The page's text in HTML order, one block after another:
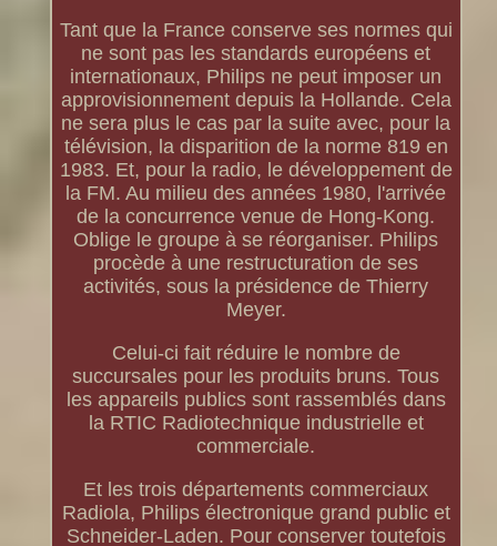
Tant que la France conserve ses normes qui
ne sont pas les standards européens et
internationaux, Philips ne peut imposer un
approvisionnement depuis la Hollande. Cela
ne sera plus le cas par la suite avec, pour la
télévision, la disparition de la norme 819 en
1983. Et, pour la radio, le développement de
la FM. Au milieu des années 1980, l'arrivée
de la concurrence venue de Hong-Kong.
Oblige le groupe à se réorganiser. Philips
procède à une restructuration de ses
activités, sous la présidence de Thierry
Meyer.
Celui-ci fait réduire le nombre de
succursales pour les produits bruns. Tous
les appareils publics sont rassemblés dans
la RTIC Radiotechnique industrielle et
commerciale.
Et les trois départements commerciaux
Radiola, Philips électronique grand public et
Schneider-Laden. Pour conserver toutefois